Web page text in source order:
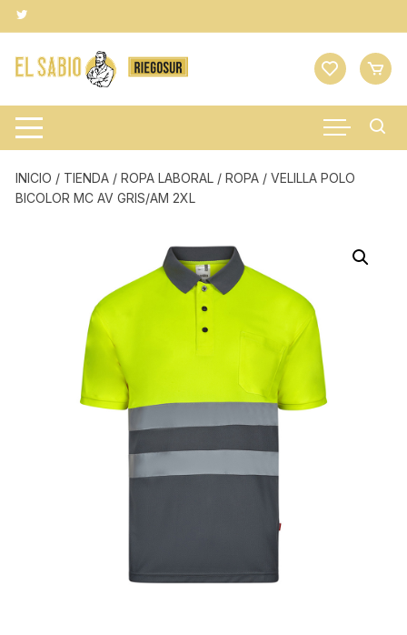
Saltar
al
contenido
INICIO / TIENDA /ROPA LABORAL /ROPA / VELILLA POLO
BICOLOR MC AV GRIS/AM 2XL